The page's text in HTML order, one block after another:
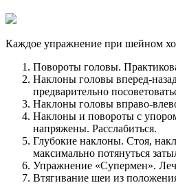
Каждое упражнение при шейном
Повороты головы.
Наклоны головы вперед-
предварительно
Наклоны головы вправо-
Наклоны и повороты с
напряжены. Расслабиться.
Глубокие наклоны. Стоя,
максимально потянуться
Упражнение «Супермен».
Втягивание шеи из